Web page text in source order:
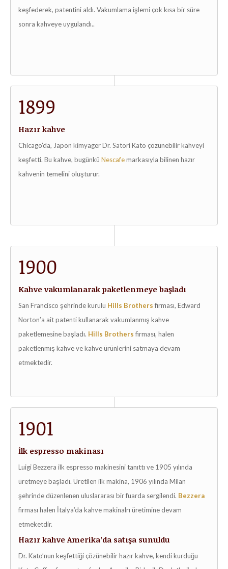
keşfederek, patentini aldı. Vakumlama işlemi çok kısa bir süre
sonra kahveye uygulandı..
1899
Hazır kahve
Chicago’da, Japon kimyager Dr. Satori Kato çözünebilir kahveyi
keşfetti. Bu kahve, bugünkü Nescafemarkasıyla bilinen hazır
kahvenin temelini oluşturur.
1900
Kahve vakumlanarak paketlenmeye başladı
San Francisco şehrinde kurulu Hills Brothersfirması, Edward
Norton’a ait patenti kullanarak vakumlanmış kahve
paketlemesine başladı. Hills Brothersfirması, halen
paketlenmış kahve ve kahve ürünlerini satmaya devam
etmektedir.
1901
İlk espresso makinası
Luigi Bezzera ilk espresso makinesini tanıttı ve 1905 yılında
üretmeye başladı. Üretilen ilk makina, 1906 yılında Milan
şehrinde düzenlenen uluslararası bir fuarda sergilendi. Bezzera
firması halen İtalya’da kahve makinalrı üretimine devam
etmeketdir.
Hazır kahve Amerika’da satışa sunuldu
Dr. Kato’nun keşfettiği çözünebilir hazır kahve, kendi kurduğu